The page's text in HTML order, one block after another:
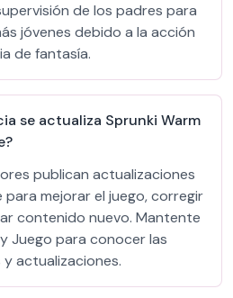
de los padres para
jóvenes debido a la acción
de fantasía.
se actualiza Sprunki Warm
publican actualizaciones
mejorar el juego, corregir
contenido nuevo. Mantente
Juego para conocer las
actualizaciones.